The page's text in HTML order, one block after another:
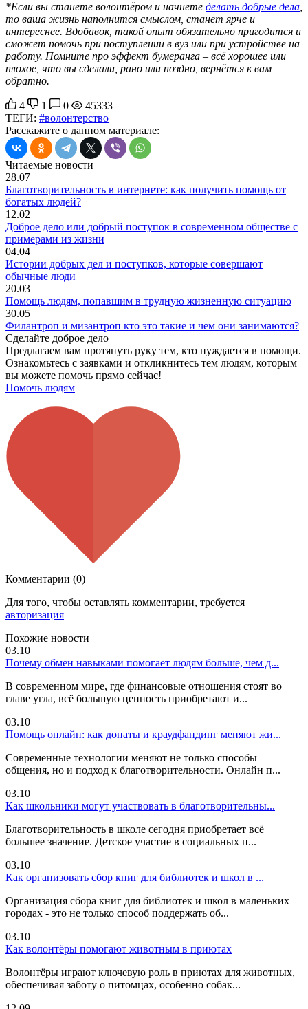
*Если вы станете волонтёром и начнете делать добрые дела
то ваша жизнь наполнится смыслом, станет ярче и
интереснее. Вдобавок, такой опыт обязательно пригодится и
сможет помочь при поступлении в вуз или при устройстве на
работу. Помните про эффект бумеранга – всё хорошее или
плохое, что вы сделали, рано или поздно, вернётся к вам
обратно.
4 1 0
45333
ТЕГИ: #волонтерство
Расскажите о данном материале:
Читаемые новости
28.07
Благотворительность в интернете: как получить помощь от
богатых людей?
12.02
Доброе дело или добрый поступок в современном обществе с
примерами из жизни
04.04
Истории добрых дел и поступков, которые совершают
обычные люди
20.03
Помощь людям, попавшим в трудную жизненную ситуацию
30.05
Филантроп и мизантроп кто это такие и чем они занимаются?
Сделайте доброе дело
Предлагаем вам протянуть руку тем, кто нуждается в помощи.
Ознакомьтесь с заявками и откликнитесь тем людям, которым
вы можете помочь прямо сейчас!
Помочь людям
Комментарии (0)
Для того, чтобы оставлять комментарии, требуется
авторизация
Похожие новости
03.10
Почему обмен навыками помогает людям больше, чем д...
В современном мире, где финансовые отношения стоят во
главе угла, всё большую ценность приобретают и...
03.10
Помощь онлайн: как донаты и краудфандинг меняют жи...
Современные технологии меняют не только способы
общения, но и подход к благотворительности. Онлайн п...
03.10
Как школьники могут участвовать в благотворительны...
Благотворительность в школе сегодня приобретает всё
большее значение. Детское участие в социальных п...
03.10
Как организовать сбор книг для библиотек и школ в ...
Организация сбора книг для библиотек и школ в маленьких
городах - это не только способ поддержать об...
03.10
Как волонтёры помогают животным в приютах
Волонтёры играют ключевую роль в приютах для животных,
обеспечивая заботу о питомцах, особенно собак...